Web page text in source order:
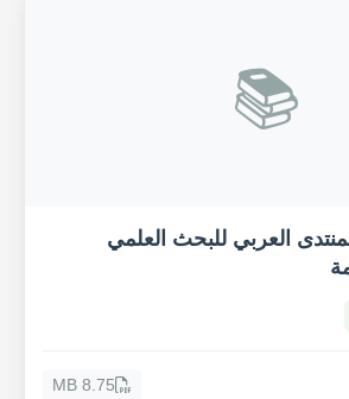
📚
العربي للبحث العلمي
8.75 MB